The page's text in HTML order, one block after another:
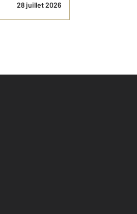
28 juillet 2026